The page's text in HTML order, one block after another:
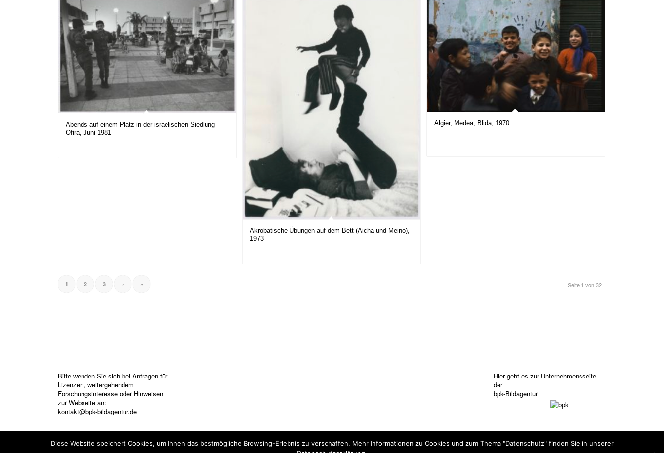
Abends auf einem Platz in der israelischen Siedlung
Ofira, Juni 1981
Akrobatische Übungen auf dem Bett (Aicha und Meino),
1973
Algier, Medea, Blida, 1970
Seite 1 von 32
1 2 3 › »
Bitte wenden Sie sich bei Anfragen für
Lizenzen, weitergehendem
Forschungsinteresse oder Hinweisen
zur Webseite an:
kontakt@bpk-bildagentur.de
Hier geht es zur Unternehmensseite
der
bpk-Bildagentur
Diese Website speichert Cookies, um Ihnen das bestmögliche Browsing-Erlebnis zu verschaffen. Mehr Informationen zu Cookies und zum Thema "Datenschutz" finden Sie in unserer